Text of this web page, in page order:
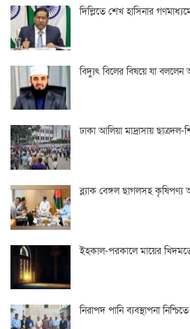
দিল্লিতে শেখ হাসিনার
বিদ্যুৎ বিলের বিষয়ে যা
ঢাকা আলিয়া মাদ্রাসায়
ব্ল্যাক বেঙ্গল ছাগলসহ কৃষিপণ্য
ইহকাল-পরকালে মায়ের
নিরাপদ পানি ব্যবস্থাপনা